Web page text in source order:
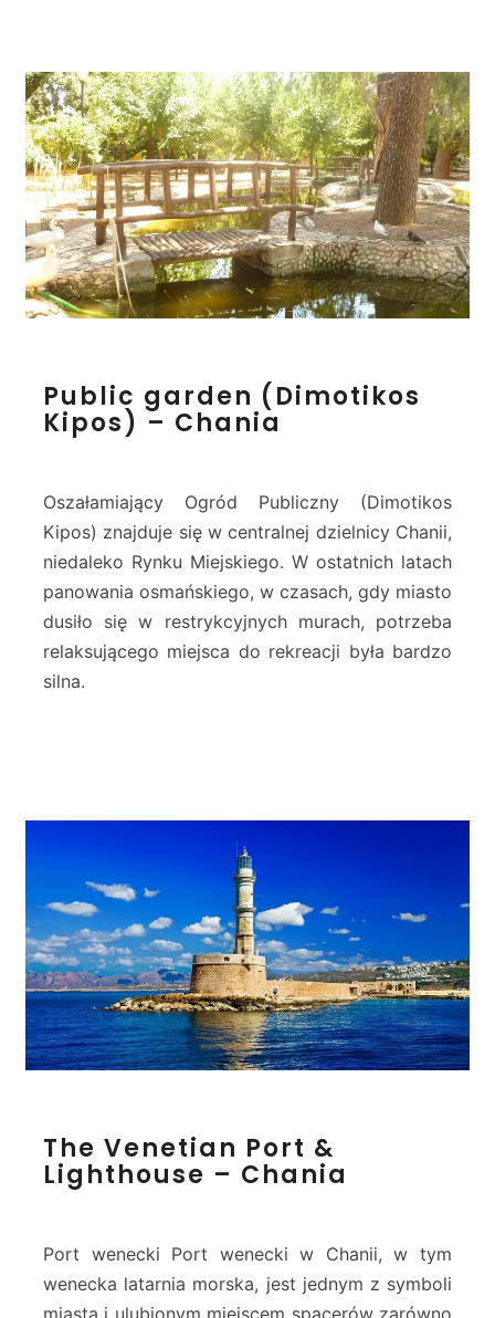
i
a
u
b
a
r
d
e
n
(
o
s
K
i
p
o
s
)
–
n
i
Public garden (Dimotikos
Kipos) – Chania
Oszałamiający Ogród Publiczny (Dimotikos
Kipos) znajduje się w centralnej dzielnicy Chanii,
niedaleko Rynku Miejskiego. W ostatnich latach
panowania osmańskiego, w czasach, gdy miasto
dusiło się w restrykcyjnych murach, potrzeba
relaksującego miejsca do rekreacji była bardzo
silna.
h
e
n
t
The Venetian Port &
Lighthouse – Chania
Port wenecki Port wenecki w Chanii, w tym
wenecka latarnia morska, jest jednym z symboli